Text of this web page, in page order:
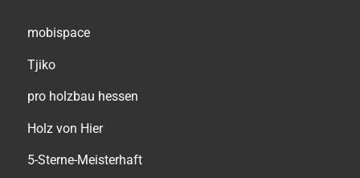
mobispace
Tjiko
pro holzbau hessen
Holz von Hier
5-Sterne-Meisterhaft